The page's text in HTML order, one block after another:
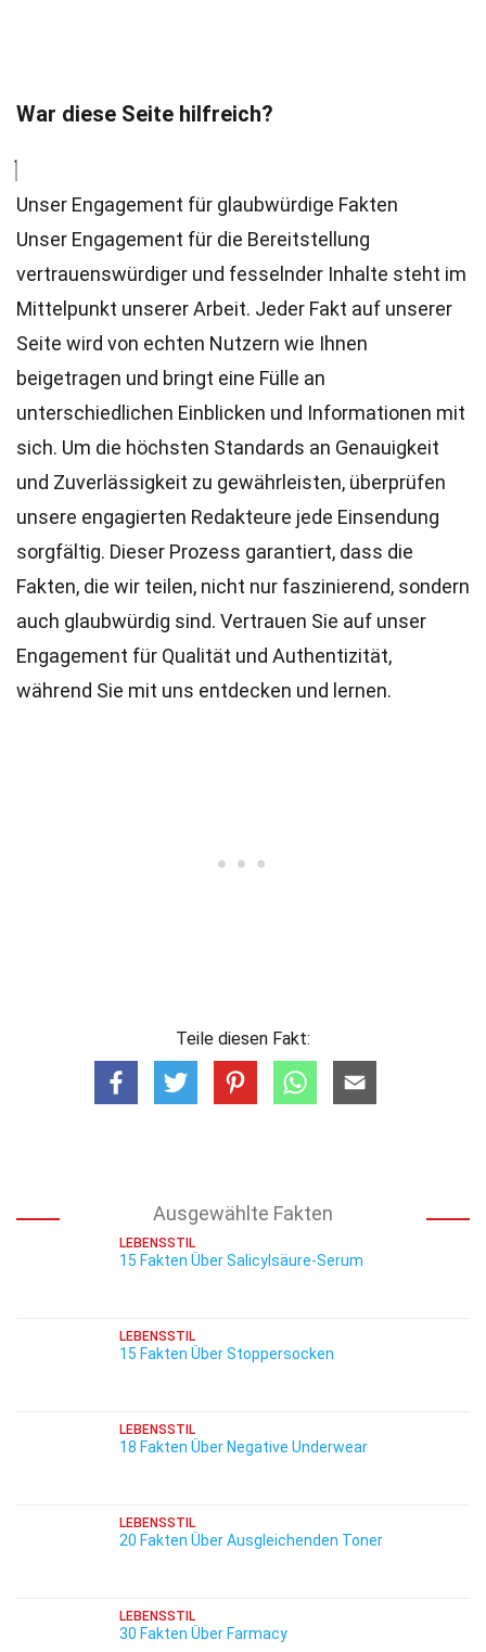
War diese Seite hilfreich?
Unser Engagement für glaubwürdige Fakten
Unser Engagement für die Bereitstellung
vertrauenswürdiger und fesselnder Inhalte steht im
Mittelpunkt unserer Arbeit. Jeder Fakt auf unserer
Seite wird von echten Nutzern wie Ihnen
beigetragen und bringt eine Fülle an
unterschiedlichen Einblicken und Informationen mit
sich. Um die höchsten Standards an Genauigkeit
und Zuverlässigkeit zu gewährleisten, überprüfen
unsere engagierten Redakteure jede Einsendung
sorgfältig. Dieser Prozess garantiert, dass die
Fakten, die wir teilen, nicht nur faszinierend, sondern
auch glaubwürdig sind. Vertrauen Sie auf unser
Engagement für Qualität und Authentizität,
während Sie mit uns entdecken und lernen.
Teile diesen Fakt:
Ausgewählte Fakten
LEBENSSTIL
15 Fakten Über Salicylsäure-Serum
LEBENSSTIL
15 Fakten Über Stoppersocken
LEBENSSTIL
18 Fakten Über Negative Underwear
LEBENSSTIL
20 Fakten Über Ausgleichenden Toner
LEBENSSTIL
30 Fakten Über Farmacy